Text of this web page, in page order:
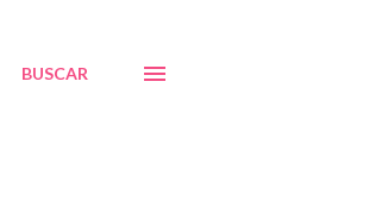
BUSCAR